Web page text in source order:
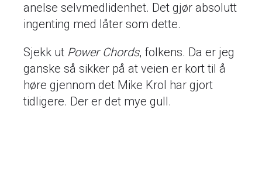
anelse selvmedlidenhet. Det gjør absolutt
ingenting med låter som dette.
Sjekk ut Power Chords, folkens. Da er jeg
ganske så sikker på at veien er kort til å
høre gjennom det Mike Krol har gjort
tidligere. Der er det mye gull.